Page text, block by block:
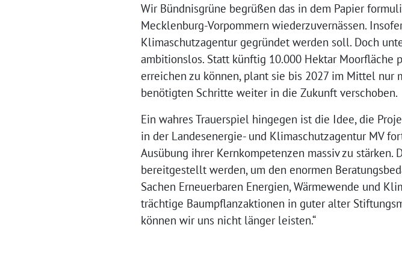
Wir Bündnisgrüne begrüßen das in dem Papier
Mecklenburg-Vorpommern wiederzuvernässen.
Klimaschutzagentur gegründet werden soll. Doch
ambitionslos. Statt künftig 10.000 Hektar Moorfläche
erreichen zu können, plant sie bis 2027 im Mittel nur
benötigten Schritte weiter in die Zukunft verschoben.
Ein wahres Trauerspiel hingegen ist die Idee, die
in der Landesenergie- und Klimaschutzagentur MV
Ausübung ihrer Kernkompetenzen massiv zu stärken.
bereitgestellt werden, um den enormen
Sachen Erneuerbaren Energien, Wärmewende und
trächtige Baumpflanzaktionen in guter alter
können wir uns nicht länger leisten.“